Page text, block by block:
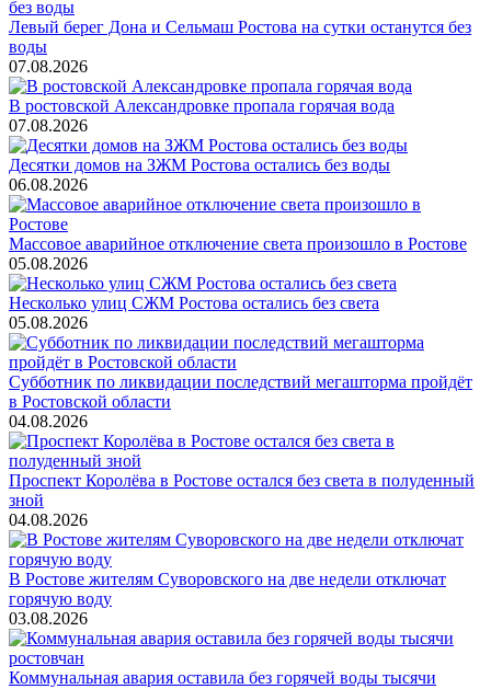
Левый берег Дона и Сельмаш Ростова на сутки останутся без
воды
07.08.2026
В ростовской Александровке пропала горячая вода
07.08.2026
Десятки домов на ЗЖМ Ростова остались без воды
06.08.2026
Массовое аварийное отключение света произошло в Ростове
05.08.2026
Несколько улиц СЖМ Ростова остались без света
05.08.2026
Субботник по ликвидации последствий мегашторма пройдёт
в Ростовской области
04.08.2026
Проспект Королёва в Ростове остался без света в полуденный
зной
04.08.2026
В Ростове жителям Суворовского на две недели отключат
горячую воду
03.08.2026
Коммунальная авария оставила без горячей воды тысячи